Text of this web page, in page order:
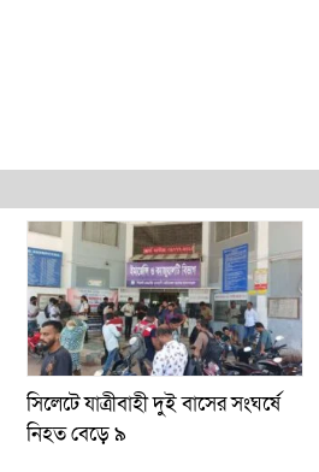
সিলেটে যাত্রীবাহী দুই বাসের সংঘর্ষে
নিহত বেড়ে ৯